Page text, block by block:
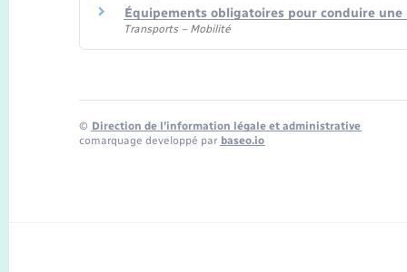
Équipements obligatoires pour conduire une
Transports – Mobilité
© Direction de l’information légale et administrative
comarquage developpé par baseo.io